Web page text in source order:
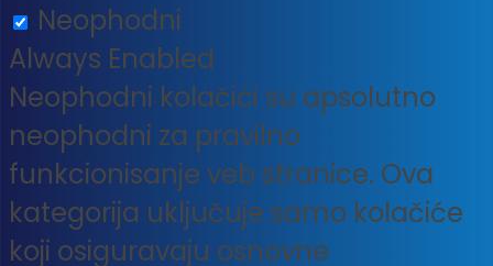
Neophodni
Always Enabled
Neophodni kolačići su apsolutno
neophodni za pravilno
funkcionisanje veb stranice. Ova
kategorija uključuje samo kolačiće
koji osiguravaju osnovne